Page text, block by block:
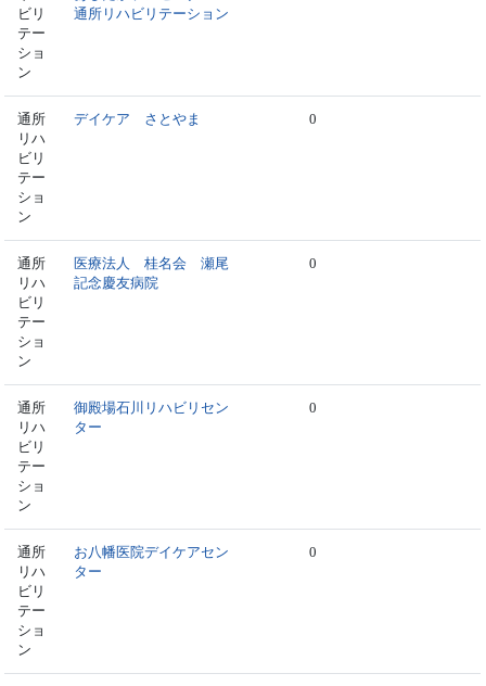
ビリ
テー
ショ
ン
通所リハビリテーション
通所
リハ
ビリ
テー
ショ
ン
デイケア さとやま 0
通所
リハ
ビリ
テー
ショ
ン
医療法人 桂名会 瀬尾
記念慶友病院
0
通所
リハ
ビリ
テー
ショ
ン
御殿場石川リハビリセン
ター
0
通所
リハ
ビリ
テー
ショ
ン
お八幡医院デイケアセン
ター
0